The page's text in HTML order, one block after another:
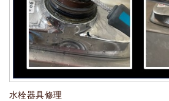
水栓器具修理